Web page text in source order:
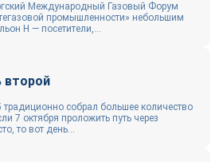
Международный Газовый Форум
промышленности» небольшим
H — посетители,...
собрал большее количество
7 октября проложить путь через
то вот день...